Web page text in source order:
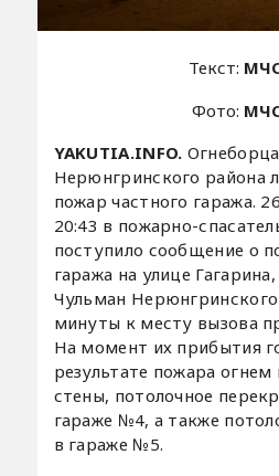
Текст:
Фото:
YAKUTIA.INFO.
Нерюнгринского района
пожар частного гаража.
20:43 в пожарно-
поступило сообщение о
гаража на улице
Чульман
минуты к месту вызова
На момент их прибытия
результате пожара
стены, потолочное
гараже №4, а также
в гараже №5.